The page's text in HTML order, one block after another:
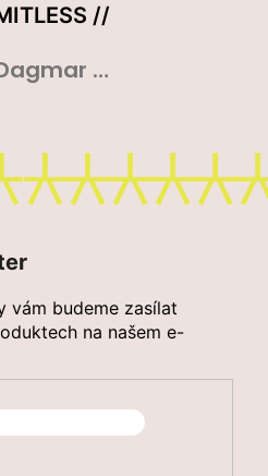
//
produktu je 5 z 5 hvězdiček.
Dagmar Prokopová
vám budeme zasílat
na našem e-